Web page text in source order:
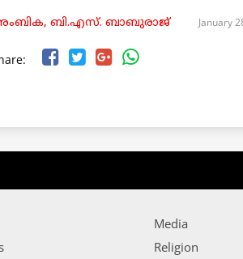
ബി.എസ്. ബാബുരാജ് January
Media
Religion